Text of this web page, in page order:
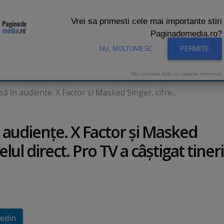
în audienţe. X Factor şi Masked Singer, cifre...
X Factor şi Masked
direct. Pro TV a câştigat
Vrei sa primesti cele mai importante stiri
Paginademedia.ro?
NU, MULTUMESC PERMITE
Nu colectam date cu caracter personal.